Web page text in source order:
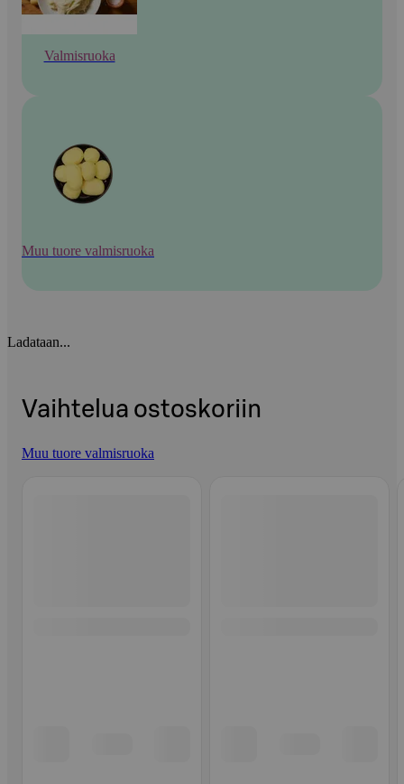
Valmisruoka
Muu tuore valmisruoka
Ladataan...
Vaihtelua ostoskoriin
Muu tuore valmisruoka